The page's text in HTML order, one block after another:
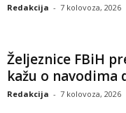
Redakcija - 7 kolovoza, 2026
Željeznice FBiH
kažu o navodima
Redakcija - 7 kolovoza, 2026